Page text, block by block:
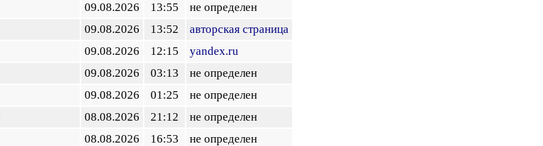
09.08.2026 13:55
не определен
09.08.2026 13:52
авторская страница
09.08.2026 12:15
yandex.ru
09.08.2026 03:13
не определен
09.08.2026 01:25
не определен
08.08.2026 21:12
не определен
08.08.2026 16:53
не определен